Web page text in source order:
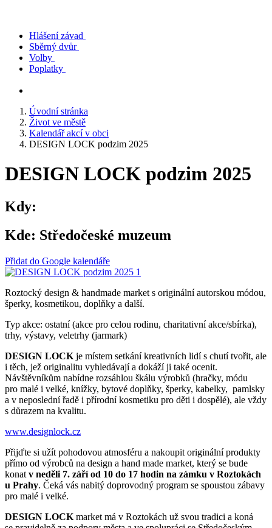
Hlášení závad
Sběrný dvůr
Volby
Poplatky
Úvodní stránka
Život ve městě
Kalendář akcí v obci
DESIGN LOCK podzim 2025
DESIGN LOCK podzim 2025
Kdy:
Kde: Středočeské muzeum
Přidat do Google kalendáře
Roztocký design & handmade market s originální autorskou módou,
šperky, kosmetikou, doplňky a další.
Typ akce: ostatní (akce pro celou rodinu, charitativní akce/sbírka),
trhy, výstavy, veletrhy (jarmark)
DESIGN LOCK je místem setkání kreativních lidí s chutí tvořit, ale
i těch, jež originalitu vyhledávají a dokáží ji také ocenit.
Návštěvníkům nabídne rozsáhlou škálu výrobků (hračky, módu
pro malé i velké, knížky, bytové doplňky, šperky, kabelky, pamlsky
a v neposlední řadě i přírodní kosmetiku pro děti i dospělé), ale vždy
s důrazem na kvalitu.
www.designlock.cz
Přijďte si užít pohodovou atmosféru a nakoupit originální produkty
přímo od výrobců na design a hand made market, který se bude
konat v neděli 7. září od 10 do 17 hodin na zámku v Roztokách
u Prahy. Čeká vás nabitý doprovodný program se spoustou zábavy
pro malé i velké.
DESIGN LOCK market má v Roztokách už svou tradici a koná